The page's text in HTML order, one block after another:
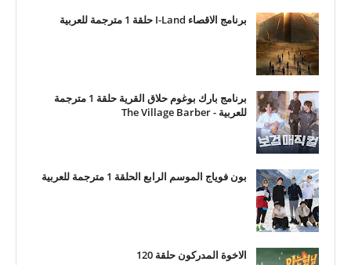
برنامج الاقصاء I-Land حلقة 1 مترجمة للعربية
برنامج بارك بوغوم حلاق القرية حلقة 1 مترجمة
للعربية - The Village Barber
بون فوياج الموسم الرابع الحلقة 1 مترجمة للعربية
الاخوة المدركون حلقة 120